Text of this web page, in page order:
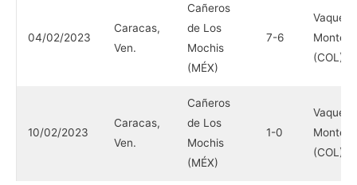
04/02/2023
Caracas,
Ven.
Cañeros
de Los
Mochis
(MÉX)
7-6
(COL)
10/02/2023
Caracas,
Ven.
Cañeros
de Los
Mochis
(MÉX)
1-0
(COL)